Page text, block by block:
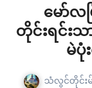
မော်လ
တိုင်းရင်းသ
မဲပုံ
သံလွင်တိုင်း